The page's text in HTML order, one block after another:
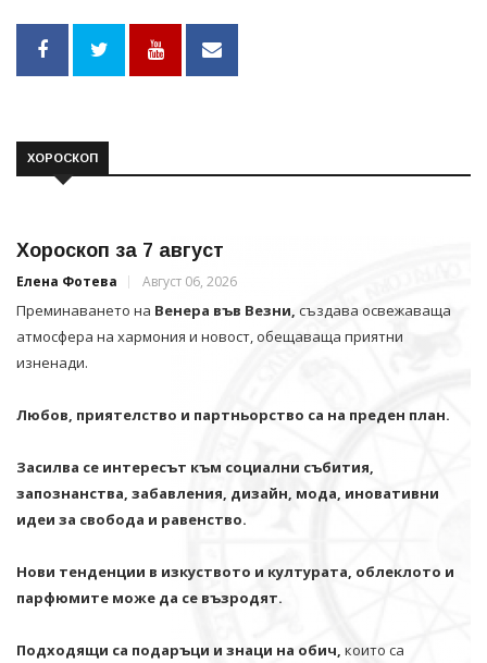
ХОРОСКОП
Хороскоп за 7 август
Елена Фотева Август 06, 2026
Преминаването на Венера във Везни, създава освежаваща
атмосфера на хармония и новост, обещаваща приятни
изненади.
Любов, приятелство и партньорство са на преден план.
Засилва се интересът към социални събития,
запознанства, забавления, дизайн, мода, иновативни
идеи за свобода и равенство.
Нови тенденции в изкуството и културата, облеклото и
парфюмите може да се възродят.
Подходящи са подаръци и знаци на обич, които са